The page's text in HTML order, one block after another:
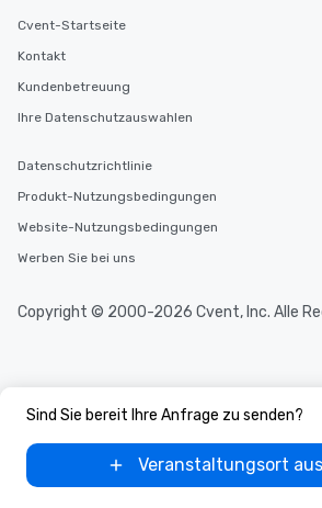
Sind Sie bereit Ihre Anfrage zu senden?
Veranstaltungsort
Cvent-Startseite
Kontakt
Kundenbetreuung
Ihre Datenschutzauswahlen
Datenschutzrichtlinie
Produkt-Nutzungsbedingungen
Website-Nutzungsbedingungen
Werben Sie bei uns
Copyright © 2000-2026 Cvent, Inc. Alle